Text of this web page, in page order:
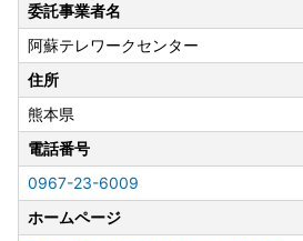
委託事業者名
阿蘇テレワークセンター
住所
熊本県
電話番号
0967-23-6009
ホームページ